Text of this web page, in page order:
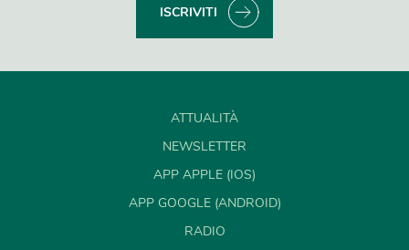
ISCRIVITI
ATTUALITÀ
NEWSLETTER
APP APPLE (IOS)
APP GOOGLE (ANDROID)
RADIO